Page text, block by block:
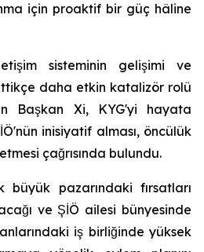
için proaktif bir güç hâline
sisteminin gelişimi ve
daha etkin katalizör rolü
Başkan Xi, KYG'yi hayata
inisiyatif alması, öncülük
çağrısında bulundu.
pazarındaki fırsatları
ve ŞİÖ ailesi bünyesinde
iş birliğinde yüksek